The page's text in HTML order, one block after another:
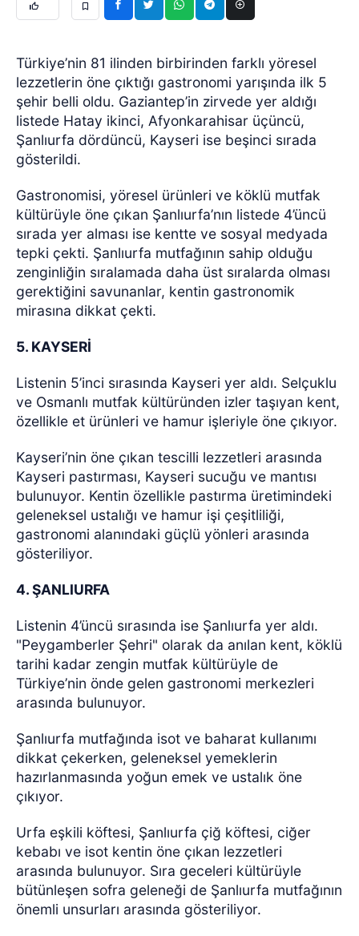
Türkiye’nin 81 ilinden birbirinden farklı yöresel
lezzetlerin öne çıktığı gastronomi yarışında ilk 5
şehir belli oldu. Gaziantep’in zirvede yer aldığı
listede Hatay ikinci, Afyonkarahisar üçüncü,
Şanlıurfa dördüncü, Kayseri ise beşinci sırada
gösterildi.
Gastronomisi, yöresel ürünleri ve köklü mutfak
kültürüyle öne çıkan Şanlıurfa’nın listede 4’üncü
sırada yer alması ise kentte ve sosyal medyada
tepki çekti. Şanlıurfa mutfağının sahip olduğu
zenginliğin sıralamada daha üst sıralarda olması
gerektiğini savunanlar, kentin gastronomik
mirasına dikkat çekti.
5. KAYSERİ
Listenin 5’inci sırasında Kayseri yer aldı. Selçuklu
ve Osmanlı mutfak kültüründen izler taşıyan kent,
özellikle et ürünleri ve hamur işleriyle öne çıkıyor.
Kayseri’nin öne çıkan tescilli lezzetleri arasında
Kayseri pastırması, Kayseri sucuğu ve mantısı
bulunuyor. Kentin özellikle pastırma üretimindeki
geleneksel ustalığı ve hamur işi çeşitliliği,
gastronomi alanındaki güçlü yönleri arasında
gösteriliyor.
4. ŞANLIURFA
Listenin 4’üncü sırasında ise Şanlıurfa yer aldı.
"Peygamberler Şehri" olarak da anılan kent, köklü
tarihi kadar zengin mutfak kültürüyle de
Türkiye’nin önde gelen gastronomi merkezleri
arasında bulunuyor.
Şanlıurfa mutfağında isot ve baharat kullanımı
dikkat çekerken, geleneksel yemeklerin
hazırlanmasında yoğun emek ve ustalık öne
çıkıyor.
Urfa eşkili köftesi, Şanlıurfa çiğ köftesi, ciğer
kebabı ve isot kentin öne çıkan lezzetleri
arasında bulunuyor. Sıra geceleri kültürüyle
bütünleşen sofra geleneği de Şanlıurfa mutfağının
önemli unsurları arasında gösteriliyor.